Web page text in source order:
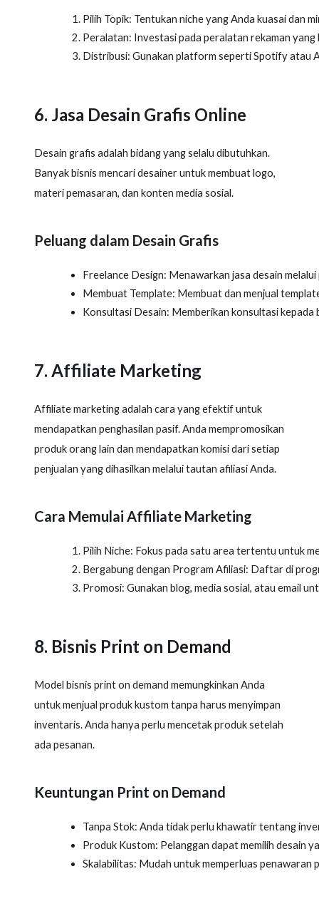
Pilih Topik: Tentukan niche yang Anda kuasai dan
Peralatan: Investasi pada peralatan rekaman yang
Distribusi: Gunakan platform seperti Spotify atau
6. Jasa Desain Grafis Online
Desain grafis adalah bidang yang selalu dibutuhkan.
Banyak bisnis mencari desainer untuk membuat logo,
materi pemasaran, dan konten media sosial.
Peluang dalam Desain Grafis
Freelance Design: Menawarkan jasa desain
Membuat Template: Membuat dan menjual
Konsultasi Desain: Memberikan konsultasi kepada
7. Affiliate Marketing
Affiliate marketing adalah cara yang efektif untuk
mendapatkan penghasilan pasif. Anda mempromosikan
produk orang lain dan mendapatkan komisi dari setiap
penjualan yang dihasilkan melalui tautan afiliasi Anda.
Cara Memulai Affiliate Marketing
Pilih Niche: Fokus pada satu area tertentu untuk
Bergabung dengan Program Afiliasi: Daftar di
Promosi: Gunakan blog, media sosial, atau email
8. Bisnis Print on Demand
Model bisnis print on demand memungkinkan Anda
untuk menjual produk kustom tanpa harus menyimpan
inventaris. Anda hanya perlu mencetak produk setelah
ada pesanan.
Keuntungan Print on Demand
Tanpa Stok: Anda tidak perlu khawatir tentang
Produk Kustom: Pelanggan dapat memilih desain
Skalabilitas: Mudah untuk memperluas penawaran